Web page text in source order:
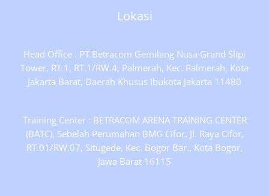
Lokasi
Head Office : PT.Betracom Gemilang Nusa Grand Slipi
Tower, RT.1, RT.1/RW.4, Palmerah, Kec. Palmerah, Kota
Jakarta Barat, Daerah Khusus Ibukota Jakarta 11480
Training Center : BETRACOM ARENA TRAINING CENTER
(BATC), Sebelah Perumahan BMG Cifor, Jl. Raya Cifor,
RT.01/RW.07, Situgede, Kec. Bogor Bar., Kota Bogor,
Jawa Barat 16115